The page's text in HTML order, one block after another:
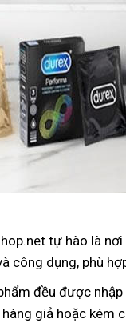
tự hào là
công dụng, phù
đều được
giả hoặc kém